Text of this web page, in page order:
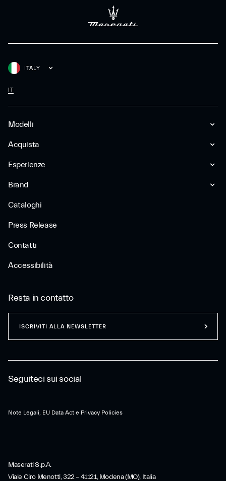
Modelli
Acquista
Esperienze
Brand
Cataloghi
Press Release
Contatti
Accessibilità
ITALY
IT
Seguiteci sui social
Note Legali, EU Data Act e Privacy Policies
Resta in contatto
ISCRIVITI ALLA NEWSLETTER
Maserati S.p.A.
Viale Ciro Menotti, 322 – 41121, Modena (MO), Italia